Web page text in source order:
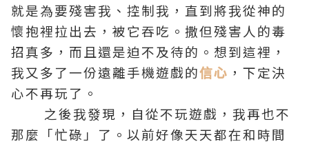
就是為要殘害我、控制我，直到將我從神的
懷抱裡拉出去，被它吞吃。撒但殘害人的毒
招真多，而且還是迫不及待的。想到這裡，
我又多了一份遠離手機遊戲的信心 ，下定決
心不再玩了。
之後我發現，自從不玩遊戲，我再也不
那麼「忙碌」了。以前好像天天都在和時間